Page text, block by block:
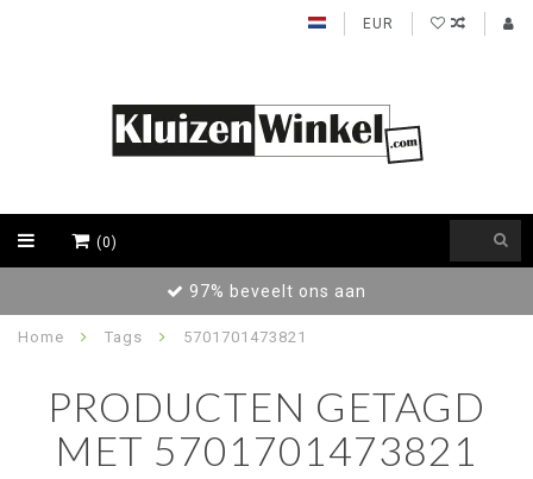
EUR
(0)
97% beveelt ons aan
Home Tags 5701701473821
PRODUCTEN GETAGD
MET 5701701473821